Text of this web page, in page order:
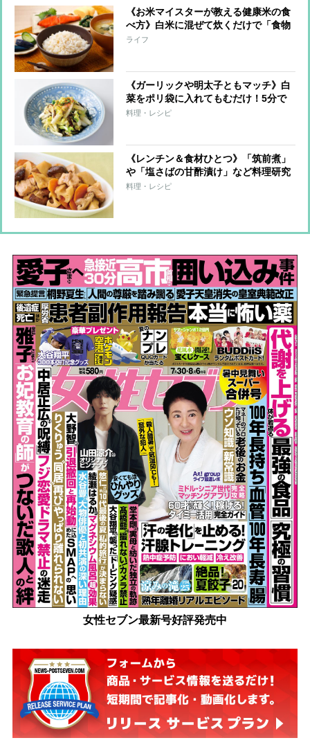
《お米マイスターが教える健康米の食
べ方》白米に混ぜて炊くだけで「食物
繊維アップ」「糖質カット」 おいし
ライフ
《ガーリックや明太子ともマッチ》白
菜をポリ袋に入れてもむだけ！5分で
できる即席漬けレシピ5つ
料理・レシピ
《レンチン＆食材ひとつ》「筑前煮」
や「塩さばの甘酢漬け」など料理研究
家が教える簡単作りおきおかず＆アレ
料理・レシピ
女性セブン最新号好評発売中